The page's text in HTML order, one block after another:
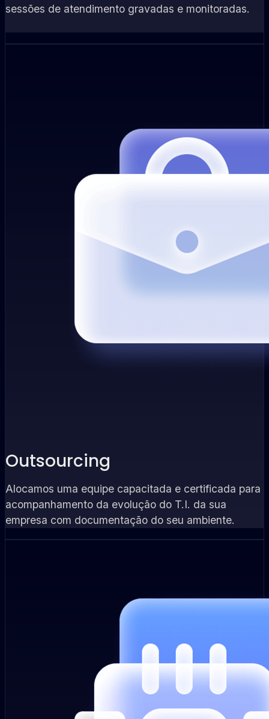
sessões de atendimento gravadas e monitoradas.
Outsourcing
Alocamos uma equipe capacitada e certificada para
acompanhamento da evolução do T.I. da sua
empresa com documentação do seu ambiente.